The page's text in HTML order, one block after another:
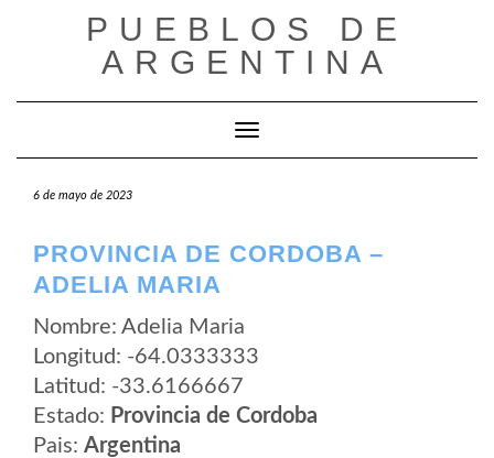
PUEBLOS DE
ARGENTINA
Cambiar modo de navegación
6 de mayo de 2023
PROVINCIA DE CORDOBA –
ADELIA MARIA
Nombre: Adelia Maria
Longitud: -64.0333333
Latitud: -33.6166667
Estado: Provincia de Cordoba
Pais: Argentina